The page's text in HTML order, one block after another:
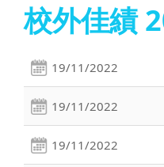
校外佳績
19/11/2022
19/11/2022
19/11/2022